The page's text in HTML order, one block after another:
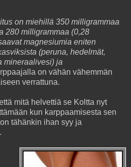
on miehillä 350 milligrammaa
280 milligrammaa (0,28
magnesiumia eniten
(peruna, hedelmät,
mineraalivesi) ja
on vähän vähemmän
verrattuna.
mitä helvettiä se Koltta nyt
kun karppaamisesta sen
tähänkin ihan syy ja